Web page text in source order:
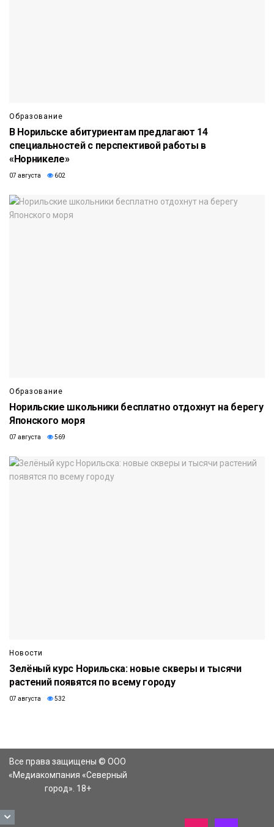
Образование
В Норильске абитуриентам предлагают 14
специальностей с перспективой работы в
«Норникеле»
07 августа 602
Образование
Норильские школьники бесплатно отдохнут на берегу
Японского моря
07 августа 569
Новости
Зелёный курс Норильска: новые скверы и тысячи
растений появятся по всему городу
07 августа 532
Все права защищены © ООО
«Медиакомпания «Северный
город». 18+